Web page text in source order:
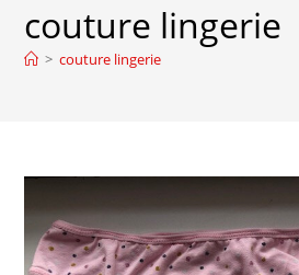
couture lingerie
> couture lingerie